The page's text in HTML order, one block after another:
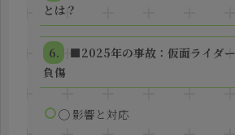
とは？
■2025年の事故：仮面ライダ
負傷
◯ 影響と対応